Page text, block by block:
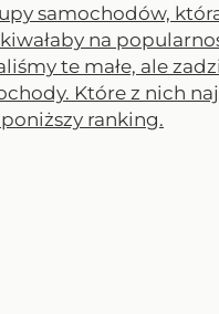
samochodów,
na
te małe, ale
Które z nich
ranking.